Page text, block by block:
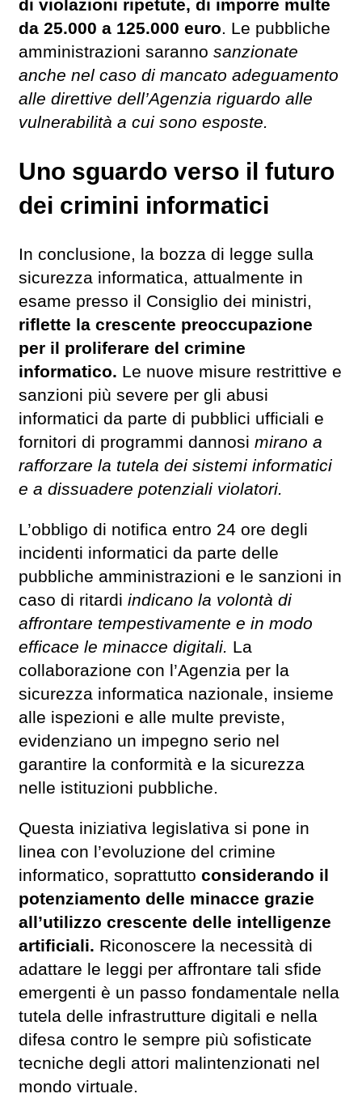
di violazioni ripetute, di imporre multe
da 25.000 a 125.000 euro. Le pubbliche
amministrazioni saranno sanzionate
anche nel caso di mancato adeguamento
alle direttive dell’Agenzia riguardo alle
vulnerabilità a cui sono esposte.
Uno sguardo verso il futuro
dei crimini informatici
In conclusione, la bozza di legge sulla
sicurezza informatica, attualmente in
esame presso il Consiglio dei ministri,
riflette la crescente preoccupazione
per il proliferare del crimine
informatico. Le nuove misure restrittive e
sanzioni più severe per gli abusi
informatici da parte di pubblici ufficiali e
fornitori di programmi dannosi mirano a
rafforzare la tutela dei sistemi informatici
e a dissuadere potenziali violatori.
L’obbligo di notifica entro 24 ore degli
incidenti informatici da parte delle
pubbliche amministrazioni e le sanzioni in
caso di ritardi indicano la volontà di
affrontare tempestivamente e in modo
efficace le minacce digitali. La
collaborazione con l’Agenzia per la
sicurezza informatica nazionale, insieme
alle ispezioni e alle multe previste,
evidenziano un impegno serio nel
garantire la conformità e la sicurezza
nelle istituzioni pubbliche.
Questa iniziativa legislativa si pone in
linea con l’evoluzione del crimine
informatico, soprattutto considerando il
potenziamento delle minacce grazie
all’utilizzo crescente delle intelligenze
artificiali. Riconoscere la necessità di
adattare le leggi per affrontare tali sfide
emergenti è un passo fondamentale nella
tutela delle infrastrutture digitali e nella
difesa contro le sempre più sofisticate
tecniche degli attori malintenzionati nel
mondo virtuale.